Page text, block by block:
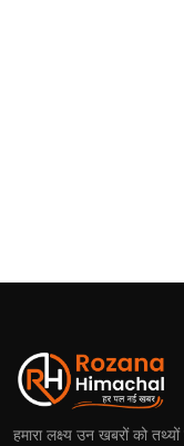
हमारा लक्ष्य उन खबरों को